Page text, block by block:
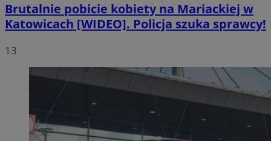
Brutalnie pobicie kobiety na Mariackiej w
Katowicach [WIDEO]. Policja szuka sprawcy!
13